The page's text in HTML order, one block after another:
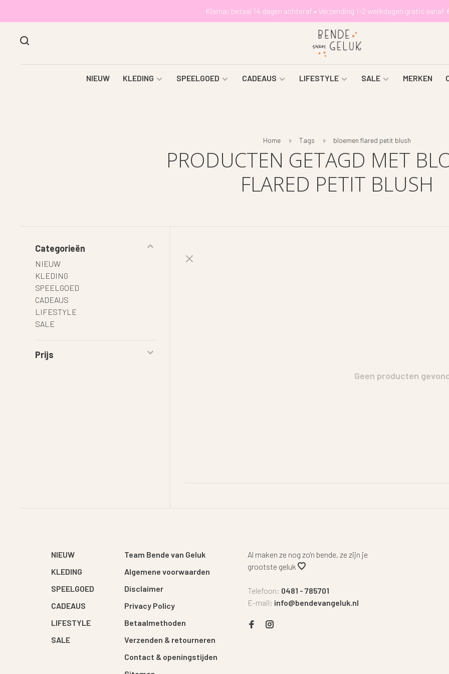
Klarna: betaal 14 dagen achteraf • Verzending 1-2 werkdagen gratis vanaf
NIEUW KLEDING SPEELGOED CADEAUS LIFESTYLE SALE MERKEN
Home Tags bloemen flared petit blush
PRODUCTEN GETAGD MET
FLARED PETIT BLUSH
Categorieën
NIEUW
KLEDING
SPEELGOED
CADEAUS
LIFESTYLE
SALE
Prijs
Geen producten
NIEUW
KLEDING
SPEELGOED
CADEAUS
LIFESTYLE
SALE
Team Bende van Geluk
Algemene voorwaarden
Disclaimer
Privacy Policy
Betaalmethoden
Verzenden & retourneren
Contact & openingstijden
Al maken ze nog zo'n bende, ze zijn je
grootste geluk
Telefoon: 0481 - 785701
E-mail: info@bendevangeluk.nl